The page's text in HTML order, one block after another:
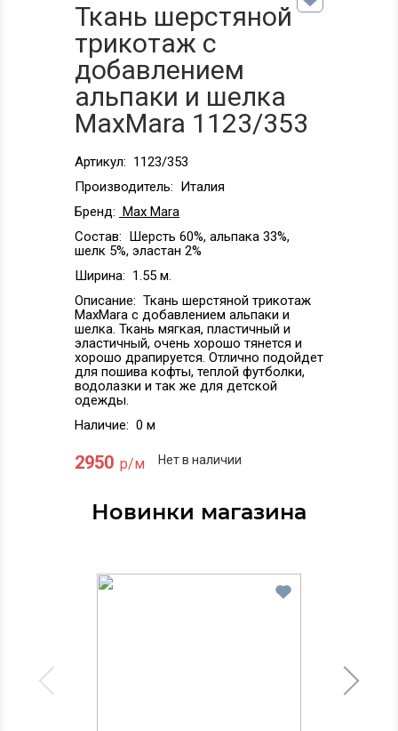
Ткань шерстяной
трикотаж с
добавлением
альпаки и шелка
MaxMara 1123/353
Артикул: 1123/353
Производитель: Италия
Бренд: Max Mara
Состав: Шерсть 60%, альпака 33%,
шелк 5%, эластан 2%
Ширина: 1.55 м.
Описание: Ткань шерстяной трикотаж
MaxMara с добавлением альпаки и
шелка. Ткань мягкая, пластичный и
эластичный, очень хорошо тянется и
хорошо драпируется. Отлично подойдет
для пошива кофты, теплой футболки,
водолазки и так же для детской
одежды.
Наличие: 0 м
2950 р/м Нет в наличии
Новинки магазина